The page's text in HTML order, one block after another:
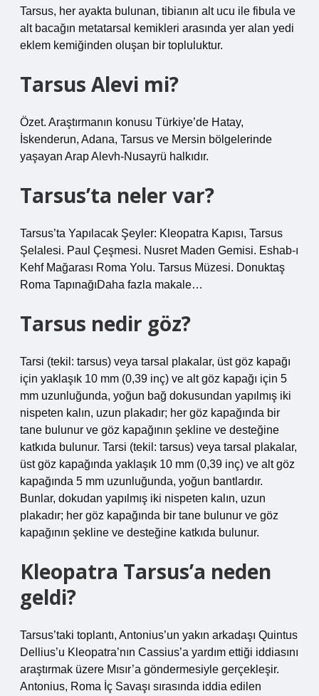
Tarsus, her ayakta bulunan, tibianın alt ucu ile fibula ve
alt bacağın metatarsal kemikleri arasında yer alan yedi
eklem kemiğinden oluşan bir topluluktur.
Tarsus Alevi mi?
Özet. Araştırmanın konusu Türkiye’de Hatay,
İskenderun, Adana, Tarsus ve Mersin bölgelerinde
yaşayan Arap Alevh-Nusayrü halkıdır.
Tarsus’ta neler var?
Tarsus’ta Yapılacak Şeyler: Kleopatra Kapısı, Tarsus
Şelalesi. Paul Çeşmesi. Nusret Maden Gemisi. Eshab-ı
Kehf Mağarası Roma Yolu. Tarsus Müzesi. Donuktaş
Roma TapınağıDaha fazla makale…
Tarsus nedir göz?
Tarsi (tekil: tarsus) veya tarsal plakalar, üst göz kapağı
için yaklaşık 10 mm (0,39 inç) ve alt göz kapağı için 5
mm uzunluğunda, yoğun bağ dokusundan yapılmış iki
nispeten kalın, uzun plakadır; her göz kapağında bir
tane bulunur ve göz kapağının şekline ve desteğine
katkıda bulunur. Tarsi (tekil: tarsus) veya tarsal plakalar,
üst göz kapağında yaklaşık 10 mm (0,39 inç) ve alt göz
kapağında 5 mm uzunluğunda, yoğun bantlardır.
Bunlar, dokudan yapılmış iki nispeten kalın, uzun
plakadır; her göz kapağında bir tane bulunur ve göz
kapağının şekline ve desteğine katkıda bulunur.
Kleopatra Tarsus’a neden
geldi?
Tarsus’taki toplantı, Antonius’un yakın arkadaşı Quintus
Dellius’u Kleopatra’nın Cassius’a yardım ettiği iddiasını
araştırmak üzere Mısır’a göndermesiyle gerçekleşir.
Antonius, Roma İç Savaşı sırasında iddia edilen